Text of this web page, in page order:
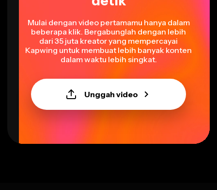
beberapa klik. Bergabunglah dengan lebih
dari 35 juta kreator yang mempercayai
Kapwing untuk membuat lebih banyak konten
dalam waktu lebih singkat.